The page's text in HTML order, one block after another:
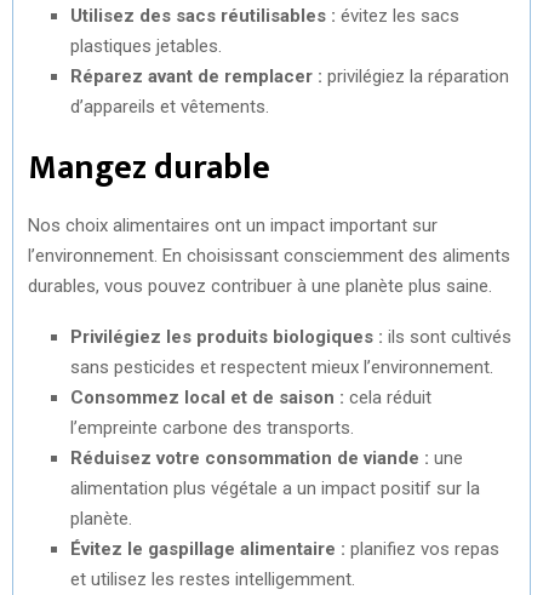
Utilisez des sacs réutilisables : évitez les sacs
plastiques jetables.
Réparez avant de remplacer : privilégiez la réparation
d’appareils et vêtements.
Mangez durable
Nos choix alimentaires ont un impact important sur
l’environnement. En choisissant consciemment des aliments
durables, vous pouvez contribuer à une planète plus saine.
Privilégiez les produits biologiques : ils sont cultivés
sans pesticides et respectent mieux l’environnement.
Consommez local et de saison : cela réduit
l’empreinte carbone des transports.
Réduisez votre consommation de viande : une
alimentation plus végétale a un impact positif sur la
planète.
Évitez le gaspillage alimentaire : planifiez vos repas
et utilisez les restes intelligemment.